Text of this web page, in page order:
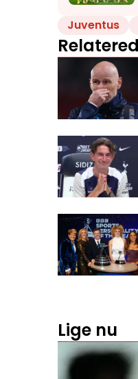
Juventus
Lige nu